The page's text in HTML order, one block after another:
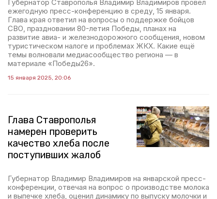
Губернатор Ставрополья Владимир Владимиров провёл
ежегодную пресс-конференцию в среду, 15 января.
Глава края ответил на вопросы о поддержке бойцов
СВО, праздновании 80-летия Победы, планах на
развитие авиа- и железнодорожного сообщения, новом
туристическом налоге и проблемах ЖКХ. Какие ещё
темы волновали медиасообщество региона — в
материале «Победы26».
15 января 2025, 20:06
Глава Ставрополья
намерен проверить
качество хлеба после
поступивших жалоб
Губернатор Владимир Владимиров на январской пресс-
конференции, отвечая на вопрос о производстве молока
и выпечке хлеба, оценил динамику по выпуску молочки и